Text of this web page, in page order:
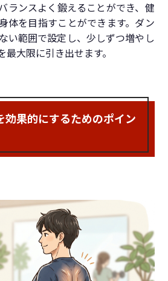
ランスよく鍛えることができ、健
体を目指すことができます。ダン
い範囲で設定し、少しずつ増やし
大限に引き出せます。
効果的にするためのポイン